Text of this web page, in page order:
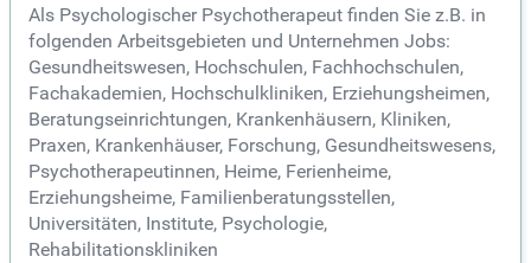
Als Psychologischer Psychotherapeut finden Sie z.B. in
folgenden Arbeitsgebieten und Unternehmen Jobs:
Gesundheitswesen, Hochschulen, Fachhochschulen,
Fachakademien, Hochschulkliniken, Erziehungsheimen,
Beratungseinrichtungen, Krankenhäusern, Kliniken,
Praxen, Krankenhäuser, Forschung, Gesundheitswesens,
Psychotherapeutinnen, Heime, Ferienheime,
Erziehungsheime, Familienberatungsstellen,
Universitäten, Institute, Psychologie,
Rehabilitationskliniken